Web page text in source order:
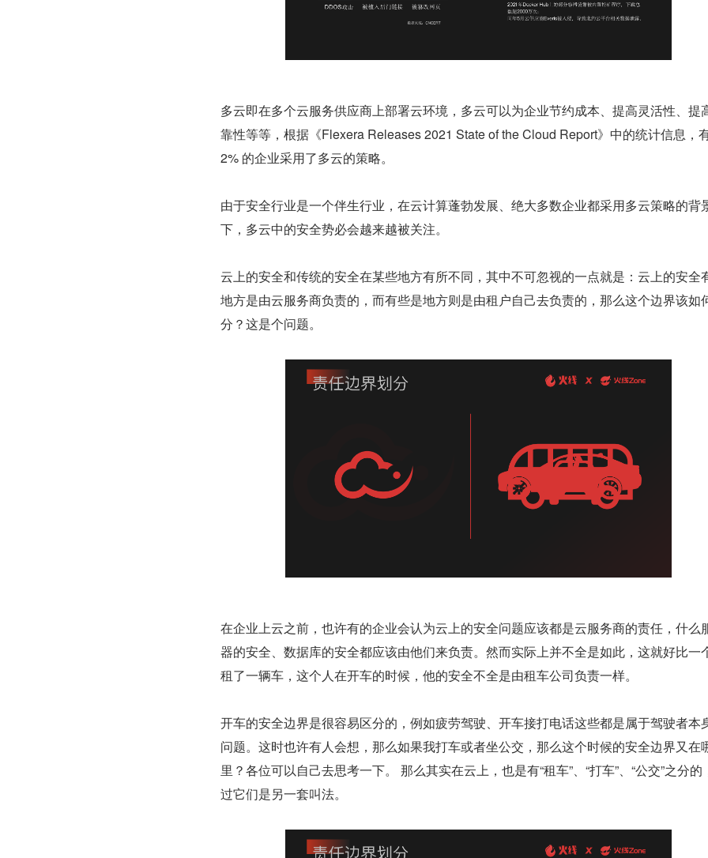
多云即在多个云服务供应商上部署云环境，多云可以为企业节约成本、提高灵活性、提
靠性等等，根据《Flexera Releases 2021 State of the Cloud Report》中的统计信息，
2% 的企业采用了多云的策略。
由于安全行业是一个伴生行业，在云计算蓬勃发展、绝大多数企业都采用多云策略的背
下，多云中的安全势必会越来越被关注。
云上的安全和传统的安全在某些地方有所不同，其中不可忽视的一点就是：云上的安全
地方是由云服务商负责的，而有些是地方则是由租户自己去负责的，那么这个边界该如
分？这是个问题。
在企业上云之前，也许有的企业会认为云上的安全问题应该都是云服务商的责任，什么
器的安全、数据库的安全都应该由他们来负责。然而实际上并不全是如此，这就好比一
租了一辆车，这个人在开车的时候，他的安全不全是由租车公司负责一样。
开车的安全边界是很容易区分的，例如疲劳驾驶、开车接打电话这些都是属于驾驶者本
问题。这时也许有人会想，那么如果我打车或者坐公交，那么这个时候的安全边界又在
里？各位可以自己去思考一下。 那么其实在云上，也是有“租车”、“打车”、“公交”之分的
过它们是另一套叫法。